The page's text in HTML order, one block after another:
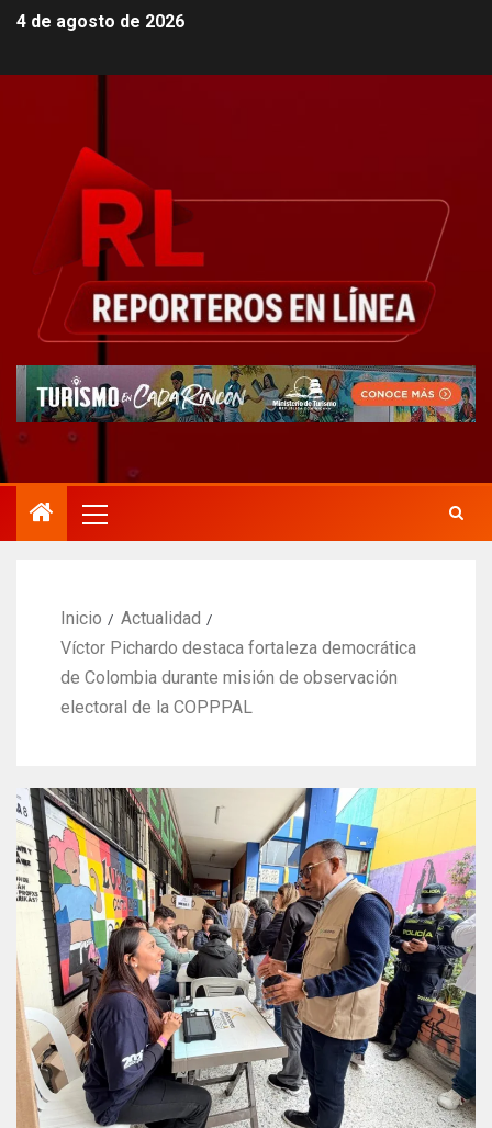
4 de agosto de 2026
Inicio
Actualidad
Víctor Pichardo destaca fortaleza democrática
de Colombia durante misión de observación
electoral de la COPPPAL